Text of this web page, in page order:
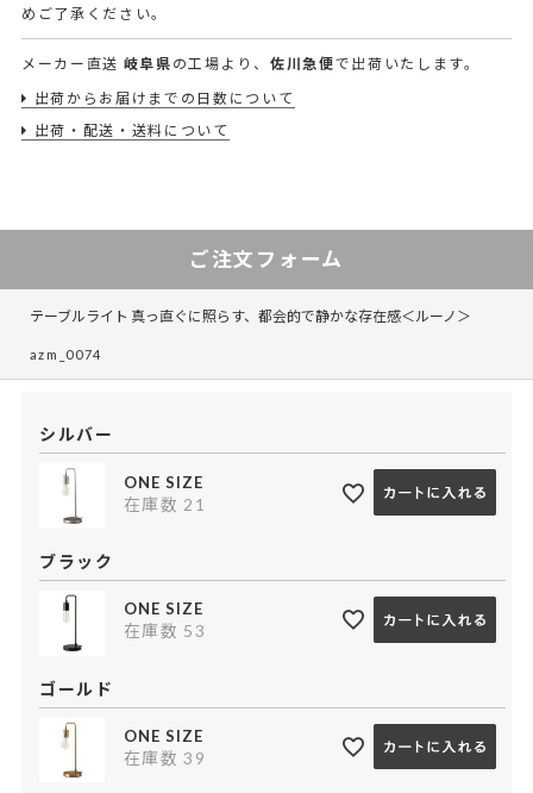
めご了承ください。
メーカー直送 岐阜県 の工場より、 佐川急便で出荷いたします。
出荷からお届けまでの日数について
出荷・配送・送料について
ご注文フォーム
テーブルライト 真っ直ぐに照らす、都会的で静かな存在感＜ルーノ＞
azm_0074
シルバー
ONE SIZE
在庫数 21
ブラック
ONE SIZE
在庫数 53
ゴールド
ONE SIZE
在庫数 39